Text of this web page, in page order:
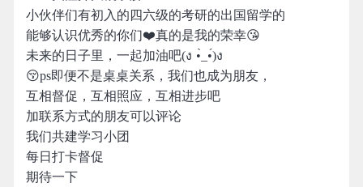
小伙伴们有初入的四六级的考研的出国留学的
能够认识优秀的你们❤️真的是我的荣幸😘
未来的日子里，一起加油吧(ง •̀_•́)ง
😚ps即便不是桌桌关系，我们也成为朋友，
互相督促，互相照应，互相进步吧
加联系方式的朋友可以评论
我们共建学习小团
每日打卡督促
期待一下